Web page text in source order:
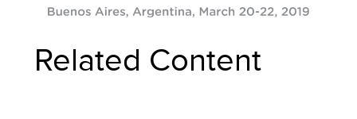
Related Content